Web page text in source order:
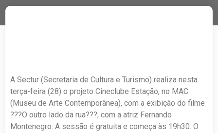
A Sectur (Secretaria de Cultura e Turismo) realiza nesta
terça-feira (28) o projeto Cineclube Estação, no MAC
(Museu de Arte Contemporânea), com a exibição do filme
???O outro lado da rua???, com a atriz Fernando
Montenegro. A sessão é gratuita e começa às 19h30. O